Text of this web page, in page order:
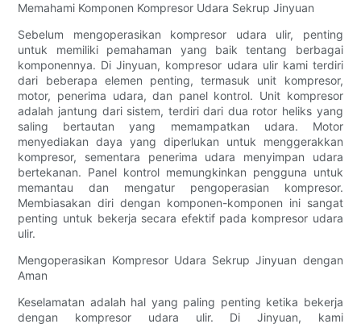
Memahami Komponen Kompresor Udara Sekrup Jinyuan
Sebelum mengoperasikan kompresor udara ulir, penting
untuk memiliki pemahaman yang baik tentang berbagai
komponennya. Di Jinyuan, kompresor udara ulir kami terdiri
dari beberapa elemen penting, termasuk unit kompresor,
motor, penerima udara, dan panel kontrol. Unit kompresor
adalah jantung dari sistem, terdiri dari dua rotor heliks yang
saling bertautan yang memampatkan udara. Motor
menyediakan daya yang diperlukan untuk menggerakkan
kompresor, sementara penerima udara menyimpan udara
bertekanan. Panel kontrol memungkinkan pengguna untuk
memantau dan mengatur pengoperasian kompresor.
Membiasakan diri dengan komponen-komponen ini sangat
penting untuk bekerja secara efektif pada kompresor udara
ulir.
Mengoperasikan Kompresor Udara Sekrup Jinyuan dengan
Aman
Keselamatan adalah hal yang paling penting ketika bekerja
dengan kompresor udara ulir. Di Jinyuan, kami